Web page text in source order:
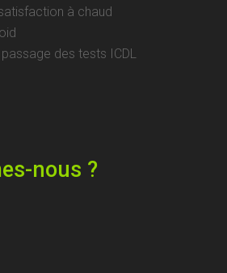
à chaud
des tests ICDL
nous ?